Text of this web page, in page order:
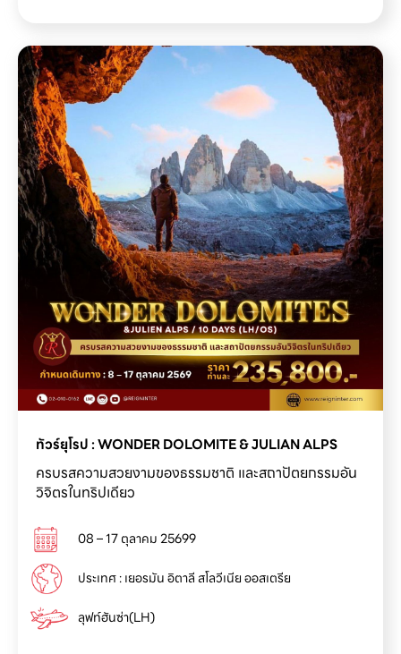
ครบรสความสวยงามของธรรมชาติ และสถาปัตยกรรมอัน
วิจิตรในทริปเดียว
08 – 17 ตุลาคม 25699
ประเทศ : เยอรมัน อิตาลี สโลวีเนีย ออสเตรีย
ลุฟท์ฮันซ่า(LH)